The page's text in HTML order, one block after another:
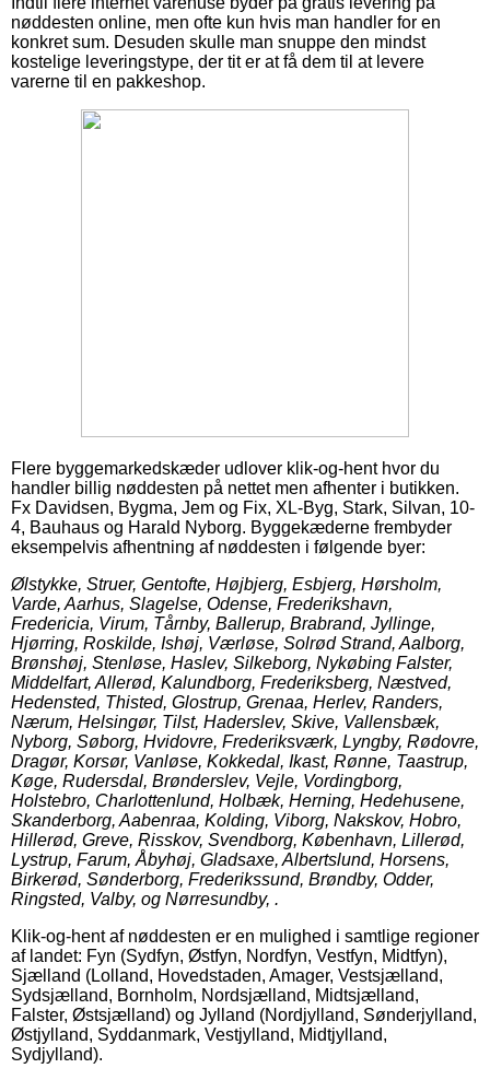
nøddesten online, men ofte kun hvis man handler for en
konkret sum. Desuden skulle man snuppe den mindst
kostelige leveringstype, der tit er at få dem til at levere
varerne til en pakkeshop.
Flere byggemarkedskæder udlover klik-og-hent hvor du
handler billig nøddesten på nettet men afhenter i butikken.
Fx Davidsen, Bygma, Jem og Fix, XL-Byg, Stark, Silvan, 10-
4, Bauhaus og Harald Nyborg. Byggekæderne frembyder
eksempelvis afhentning af nøddesten i følgende byer:
Ølstykke, Struer, Gentofte, Højbjerg, Esbjerg, Hørsholm,
Varde, Aarhus, Slagelse, Odense, Frederikshavn,
Fredericia, Virum, Tårnby, Ballerup, Brabrand, Jyllinge,
Hjørring, Roskilde, Ishøj, Værløse, Solrød Strand, Aalborg,
Brønshøj, Stenløse, Haslev, Silkeborg, Nykøbing Falster,
Middelfart, Allerød, Kalundborg, Frederiksberg, Næstved,
Hedensted, Thisted, Glostrup, Grenaa, Herlev, Randers,
Nærum, Helsingør, Tilst, Haderslev, Skive, Vallensbæk,
Nyborg, Søborg, Hvidovre, Frederiksværk, Lyngby, Rødovre,
Dragør, Korsør, Vanløse, Kokkedal, Ikast, Rønne, Taastrup,
Køge, Rudersdal, Brønderslev, Vejle, Vordingborg,
Holstebro, Charlottenlund, Holbæk, Herning, Hedehusene,
Skanderborg, Aabenraa, Kolding, Viborg, Nakskov, Hobro,
Hillerød, Greve, Risskov, Svendborg, København, Lillerød,
Lystrup, Farum, Åbyhøj, Gladsaxe, Albertslund, Horsens,
Birkerød, Sønderborg, Frederikssund, Brøndby, Odder,
Ringsted, Valby, og Nørresundby, .
Klik-og-hent af nøddesten er en mulighed i samtlige regioner
af landet: Fyn (Sydfyn, Østfyn, Nordfyn, Vestfyn, Midtfyn),
Sjælland (Lolland, Hovedstaden, Amager, Vestsjælland,
Sydsjælland, Bornholm, Nordsjælland, Midtsjælland,
Falster, Østsjælland) og Jylland (Nordjylland, Sønderjylland,
Østjylland, Syddanmark, Vestjylland, Midtjylland,
Sydjylland).